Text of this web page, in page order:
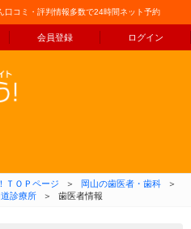
口コミ・評判情報多数で24時間ネット予約
会員登録 ログイン
コンテンツへ移動
ＴＯＰページ ＞ 岡山の歯医者・歯科
＞
診療所 ＞ 歯医者情報